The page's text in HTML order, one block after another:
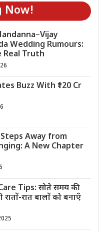
Now!
Wedding Rumours:
Real Truth
Buzz With ₹120 Cr
Away from
A New Chapter
Tips: सोते समय की
रात बालों को बनाएँ